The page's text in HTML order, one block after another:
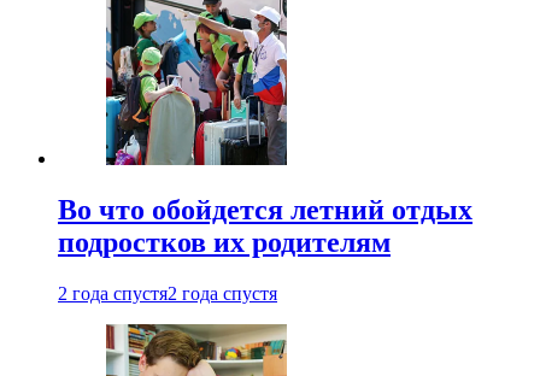
Во что обойдется летний отдых
подростков их родителям
2 года спустя2 года спустя